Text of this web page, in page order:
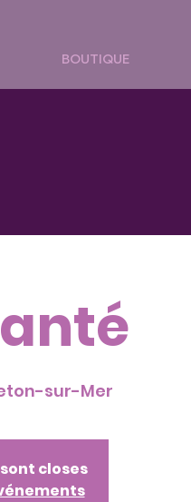
BOUTIQUE
sur-Mer
closes